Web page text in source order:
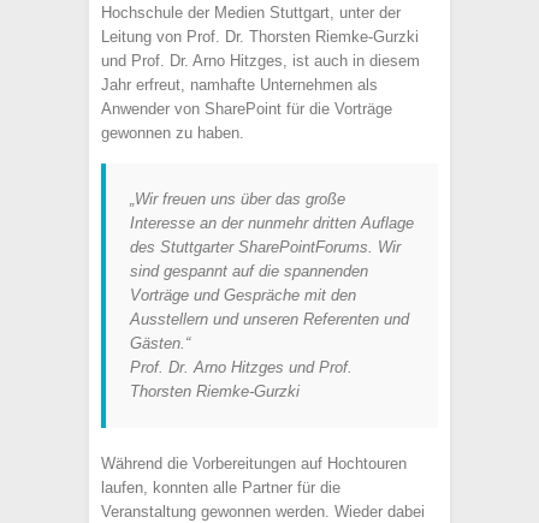
Hochschule der Medien Stuttgart, unter der
Leitung von Prof. Dr. Thorsten Riemke-Gurzki
und Prof. Dr. Arno Hitzges, ist auch in diesem
Jahr erfreut, namhafte Unternehmen als
Anwender von SharePoint für die Vorträge
gewonnen zu haben.
„Wir freuen uns über das große
Interesse an der nunmehr dritten Auflage
des Stuttgarter SharePointForums. Wir
sind gespannt auf die spannenden
Vorträge und Gespräche mit den
Ausstellern und unseren Referenten und
Gästen.“
Prof. Dr. Arno Hitzges und Prof.
Thorsten Riemke-Gurzki
Während die Vorbereitungen auf Hochtouren
laufen, konnten alle Partner für die
Veranstaltung gewonnen werden. Wieder dabei